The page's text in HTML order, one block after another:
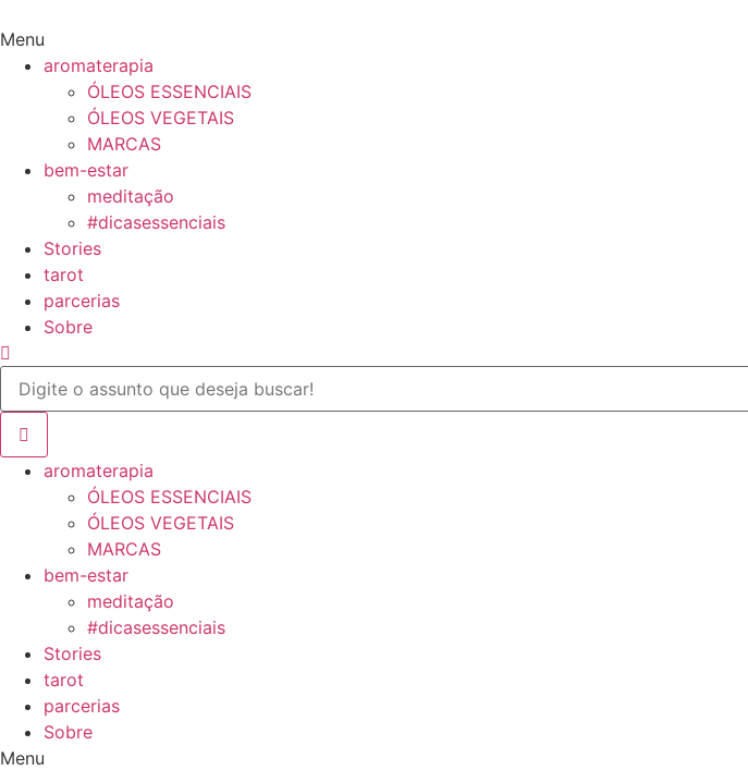
para
conteúdo
Menu
aromaterapia
ÓLEOS ESSENCIAIS
ÓLEOS VEGETAIS
MARCAS
bem-estar
meditação
#dicasessenciais
Stories
tarot
parcerias
Sobre
aromaterapia
ÓLEOS ESSENCIAIS
ÓLEOS VEGETAIS
MARCAS
bem-estar
meditação
#dicasessenciais
Stories
tarot
parcerias
Sobre
Menu